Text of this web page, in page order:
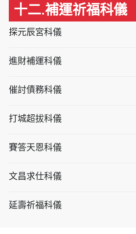
十二.補運祈福科儀
探元辰宮科儀
進財補運科儀
催討債務科儀
打城超拔科儀
賽答天恩科儀
文昌求仕科儀
延壽祈福科儀